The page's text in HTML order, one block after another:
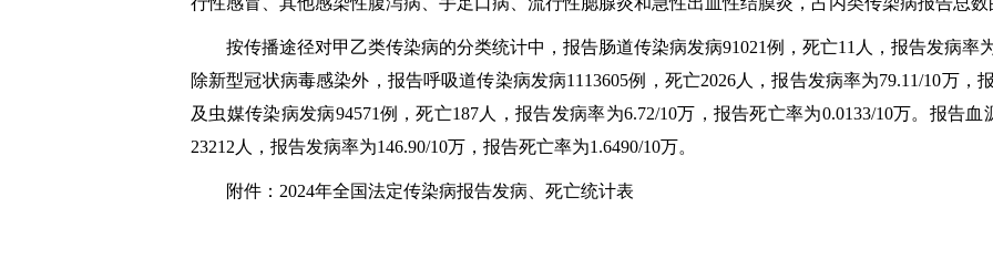
按传播途径对甲乙类传染病的分类统计中，报告肠道传染病发病91021例，死亡11人，报告发病率
除新型冠状病毒感染外，报告呼吸道传染病发病1113605例，死亡2026人，报告发病率为79.11/10万，
及虫媒传染病发病94571例，死亡187人，报告发病率为6.72/10万，报告死亡率为0.0133/10万。报告
23212人，报告发病率为146.90/10万，报告死亡率为1.6490/10万。
附件：2024年全国法定传染病报告发病、死亡统计表